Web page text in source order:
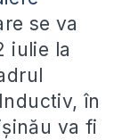
se va
iulie la
în
va fi